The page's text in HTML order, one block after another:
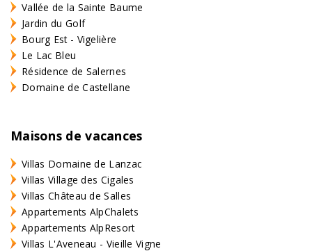
Vallée de la Sainte Baume
Jardin du Golf
Bourg Est - Vigelière
Le Lac Bleu
Résidence de Salernes
Domaine de Castellane
Maisons de vacances
Villas Domaine de Lanzac
Villas Village des Cigales
Villas Château de Salles
Appartements AlpChalets
Appartements AlpResort
Villas L'Aveneau - Vieille Vigne